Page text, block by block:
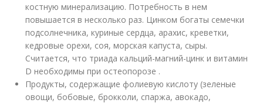
костную минерализацию. Потребность в нем
повышается в несколько раз. Цинком богаты семечки
подсолнечника, куриные сердца, арахис, креветки,
кедровые орехи, соя, морская капуста, сыры.
Считается, что триада кальций-магний-цинк и витамин
D необходимы при остеопорозе .
Продукты, содержащие фолиевую кислоту (зеленые
овощи, бобовые, брокколи, спаржа, авокадо,